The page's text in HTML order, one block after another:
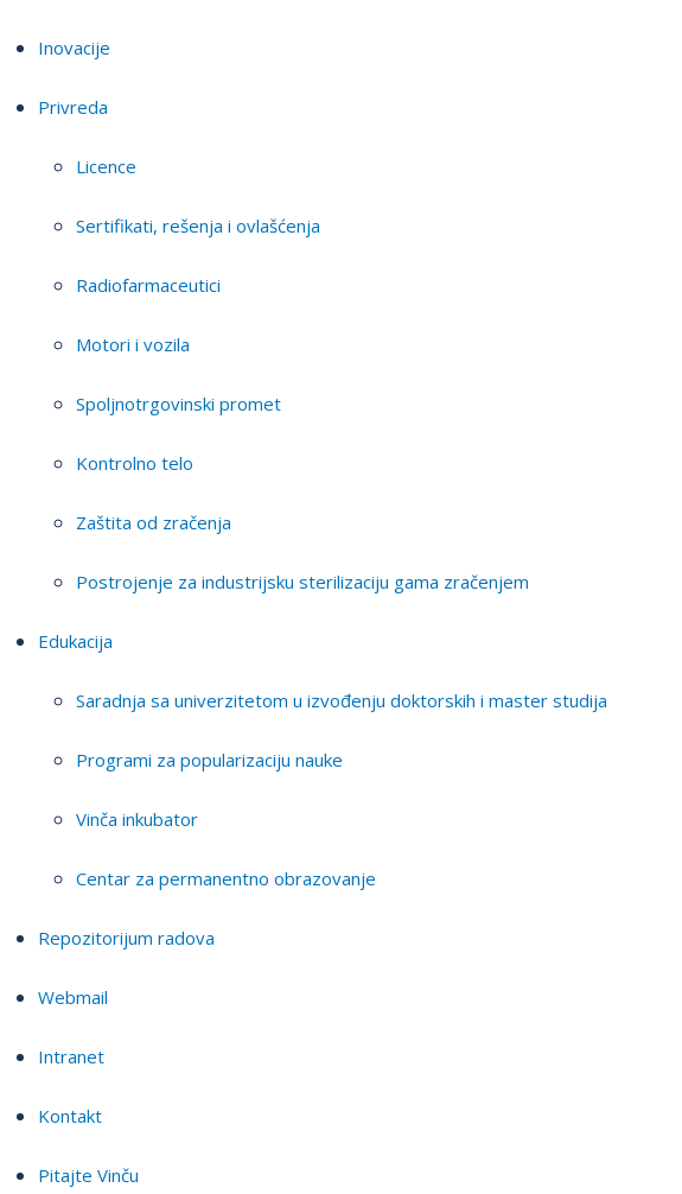
Inovacije
Privreda
Licence
Sertifikati, rešenja i ovlašćenja
Radiofarmaceutici
Motori i vozila
Spoljnotrgovinski promet
Kontrolno telo
Zaštita od zračenja
Postrojenje za industrijsku sterilizaciju gama zračenjem
Edukacija
Saradnja sa univerzitetom u izvođenju doktorskih i master studija
Programi za popularizaciju nauke
Vinča inkubator
Centar za permanentno obrazovanje
Repozitorijum radova
Webmail
Intranet
Kontakt
Pitajte Vinču